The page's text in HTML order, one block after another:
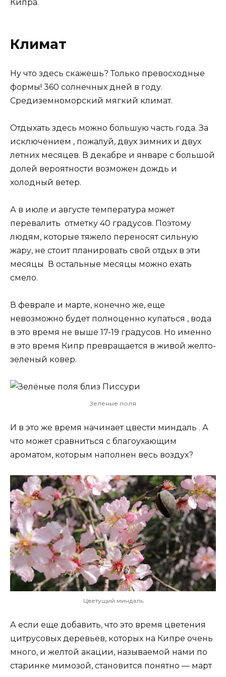
Кипра.
Климат
Ну что здесь скажешь? Только превосходные
формы! 360 солнечных дней в году.
Средиземноморский мягкий климат.
Отдыхать здесь можно большую часть года. За
исключением , пожалуй, двух зимних и двух
летних месяцев. В декабре и январе с большой
долей вероятности возможен дождь и
холодный ветер.
А в июле и августе температура может
перевалить отметку 40 градусов. Поэтому
людям, которые тяжело переносят сильную
жару, не стоит планировать свой отдых в эти
месяцы В остальные месяцы можно ехать
смело.
В феврале и марте, конечно же, еще
невозможно будет полноценно купаться , вода
в это время не выше 17-19 градусов. Но именно
в это время Кипр превращается в живой желто-
зеленый ковер.
Зелёные поля
И в это же время начинает цвести миндаль . А
что может сравниться с благоухающим
ароматом, которым наполнен весь воздух?
Цветущий миндаль
А если еще добавить, что это время цветения
цитрусовых деревьев, которых на Кипре очень
много, и желтой акации, называемой нами по
старинке мимозой, становится понятно — март